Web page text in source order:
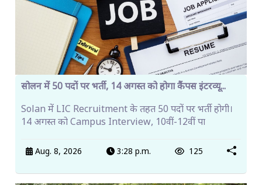
सोलन में 50 पदों पर भर्ती, 14 अगस्त को होगा कैंपस इंटरव्यू...
Solan में LIC Recruitment के तहत 50 पदों पर भर्ती होगी।
14 अगस्त को Campus Interview, 10वीं-12वीं पा
Aug. 8, 2026 3:28 p.m. 125